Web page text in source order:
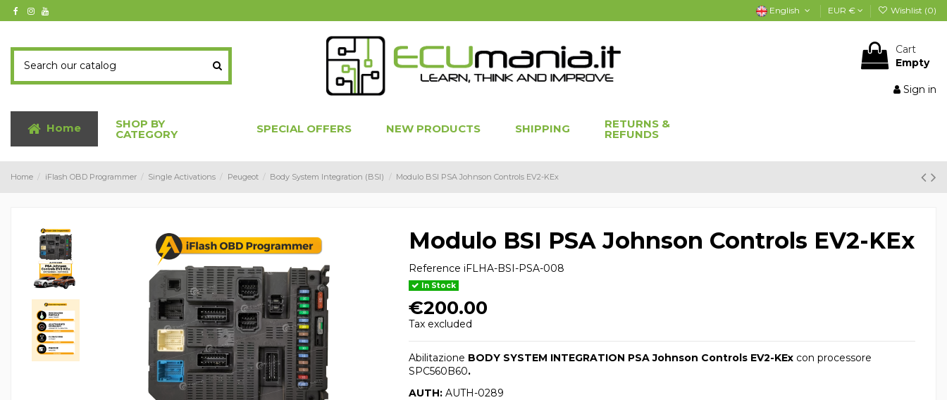
English EUR € Wishlist (0)
Cart
Empty
Sign in
Home SHOP BY
CATEGORY SPECIAL OFFERS NEW PRODUCTS SHIPPING RETURNS &
REFUNDS
Home iFlash OBD Programmer Single Activations Peugeot Body System Integration (BSI) Modulo BSI PSA Johnson Controls EV2-KEx
Modulo BSI PSA Johnson Controls EV2-KEx
Reference iFLHA-BSI-PSA-008
In Stock
€200.00
Tax excluded
Abilitazione BODY SYSTEM INTEGRATION PSA Johnson Controls EV2-KEx con processore
SPC560B60.
AUTH: AUTH-0289